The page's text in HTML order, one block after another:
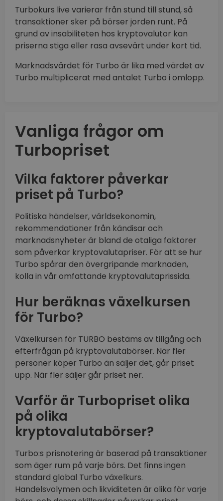
Turbokurs live varierar från stund till stund, så
transaktioner sker på börser jorden runt. På
grund av insabiliteten hos kryptovalutor kan
priserna stiga eller rasa avsevärt under kort tid.
Marknadsvärdet för Turbo är lika med värdet av
Turbo multiplicerat med antalet Turbo i omlopp.
Vanliga frågor om
Turbopriset
Vilka faktorer påverkar
priset på Turbo?
Politiska händelser, världsekonomin,
rekommendationer från kändisar och
marknadsnyheter är bland de otaliga faktorer
som påverkar kryptovalutapriser. För att se hur
Turbo spårar den övergripande marknaden,
kolla in vår omfattande kryptovalutaprissida.
Hur beräknas växelkursen
för Turbo?
Växelkursen för TURBO bestäms av tillgång och
efterfrågan på kryptovalutabörser. När fler
personer köper Turbo än säljer det, går priset
upp. När fler säljer går priset ner.
Varför är Turbopriset olika
på olika
kryptovalutabörser?
Turbo:s prisnotering är baserad på transaktioner
som äger rum på varje börs. Det finns ingen
standard global Turbo växelkurs.
Handelsvolymen och likviditeten är olika för varje